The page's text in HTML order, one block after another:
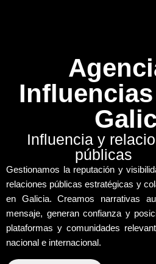
Influencia y
públicas
Gestionamos la reputación y
relaciones públicas estratégicas y
en Galicia. Creamos narrativas
mensaje, generan confianza y
plataformas y comunidades
nacional e internacional.